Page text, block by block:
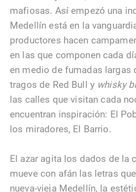
mafiosas. Así empezó una
Medellín está en la
productores hacen
en las que componen cada
en medio de fumadas largas
tragos de Red Bull y whisky
las calles que visitan cada
encuentran inspiración: El
los miradores, El Barrio.
El azar agita los dados de la
mueve con afán las letras
nueva-vieja Medellín, la